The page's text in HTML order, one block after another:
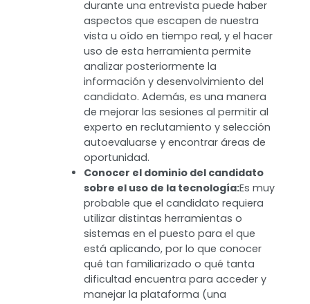
Cubrir posiciones en menor
tiempo:Tener acceso a mayor
cantidad de candidatos por la
expansión geográfica de búsqueda,
permite que las posiciones se cubran
en menor tiempo y que, además, se
reduzcan los costos por
reclutamiento.
Grabar las sesiones:De esta manera
se puede obtener más información
para la toma de decisiones, pues
durante una entrevista puede haber
aspectos que escapen de nuestra
vista u oído en tiempo real, y el hacer
uso de esta herramienta permite
analizar posteriormente la
información y desenvolvimiento del
candidato. Además, es una manera